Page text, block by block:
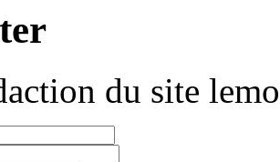
du site